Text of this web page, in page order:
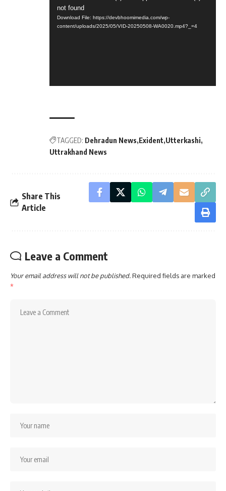
Player
not found
Download File: https://devbhoomimedia.com/wp-
content/uploads/2025/05/VID-20250508-WA0020.mp4?_=4
TAGGED: Dehradun News Exident Utterkashi
Uttrakhand News
Share This
Article
Leave a Comment
Your email address will not be published.Required fields are marked
*